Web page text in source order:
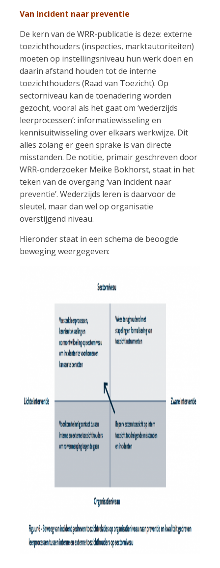
Van incident naar preventie
De kern van de WRR-publicatie is deze: externe
toezichthouders (inspecties, marktautoriteiten)
moeten op instellingsniveau hun werk doen en
daarin afstand houden tot de interne
toezichthouders (Raad van Toezicht). Op
sectorniveau kan de toenadering worden
gezocht, vooral als het gaat om ‘wederzijds
leerprocessen’: informatiewisseling en
kennisuitwisseling over elkaars werkwijze. Dit
alles zolang er geen sprake is van directe
misstanden. De notitie, primair geschreven door
WRR-onderzoeker Meike Bokhorst, staat in het
teken van de overgang ‘van incident naar
preventie’. Wederzijds leren is daarvoor de
sleutel, maar dan wel op organisatie
overstijgend niveau.
Hieronder staat in een schema de beoogde
beweging weergegeven: